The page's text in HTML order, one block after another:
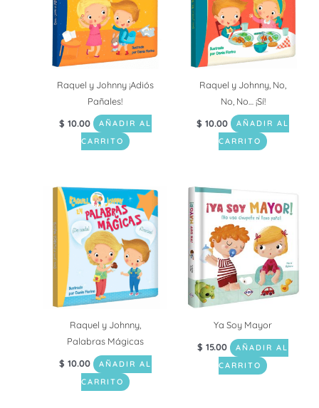
Raquel y Johnny ¡Adiós
Pañales!
$ 10.00
AÑADIR AL
CARRITO
Raquel y Johnny, No,
No, No… ¡Sí!
$ 10.00
AÑADIR AL
CARRITO
Raquel y Johnny,
Palabras Mágicas
$ 10.00
AÑADIR AL
CARRITO
Ya Soy Mayor
$ 15.00
AÑADIR AL
CARRITO